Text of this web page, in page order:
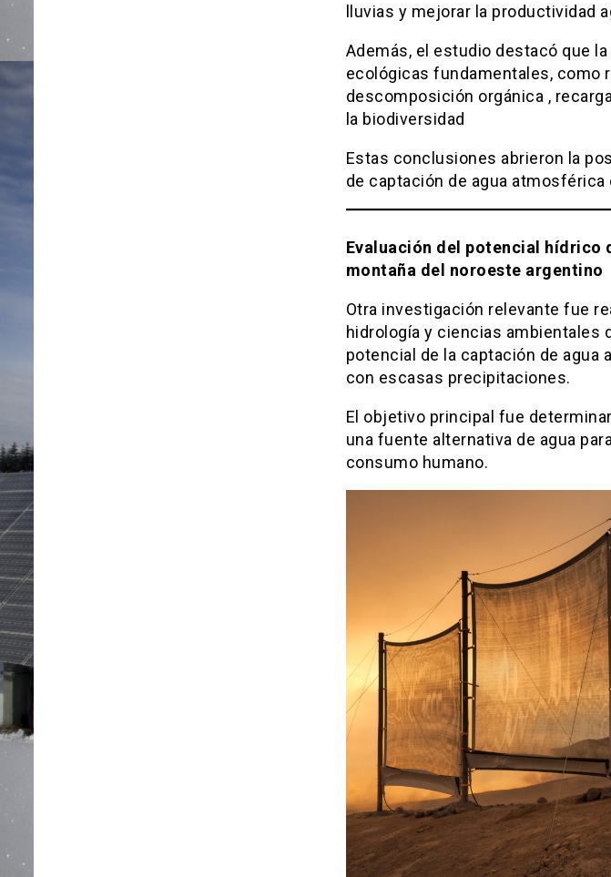
lluvias y mejorar la productividad
Además, el estudio destacó que
ecológicas fundamentales, como
descomposición orgánica ,
la biodiversidad
Estas conclusiones abrieron la
de captación de agua
Evaluación del potencial hídrico
montaña del noroeste argentino
Otra investigación relevante fue
hidrología y ciencias ambientales
potencial de la captación de
con escasas precipitaciones.
El objetivo principal fue
una fuente alternativa de agua
consumo humano.